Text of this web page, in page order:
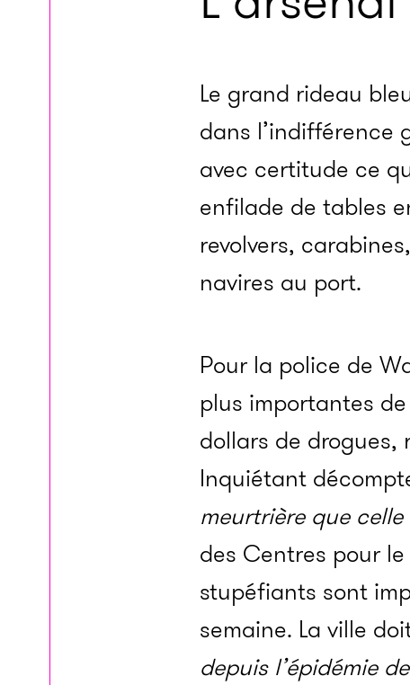
Le grand rideau
dans l’indifférence
avec certitude ce
enfilade de tables
revolvers,
navires au port.
Pour la police de
plus importantes
dollars de drogues,
Inquiétant
meurtrière que
des Centres pour
stupéfiants sont
semaine. La ville
depuis l’épidémie